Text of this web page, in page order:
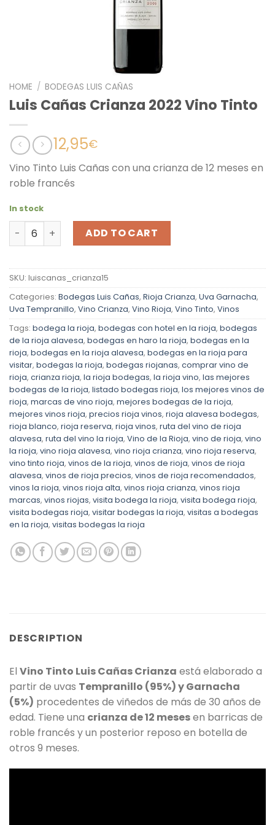
HOME / BODEGAS LUIS CAÑAS
Luis Cañas Crianza 2022 Vino Tinto
12,95€
Vino Tinto Luis Cañas con una crianza de 12 meses en
roble francés
In stock
Luis Cañas Crianza 2022 Vino Tinto quantity
ADD TO CART
SKU: luiscanas_crianza15
Categories: Bodegas Luis Cañas, Rioja Crianza, Uva Garnacha,
Uva Tempranillo, Vino Crianza, Vino Rioja, Vino Tinto, Vinos
Tags: bodega la rioja, bodegas con hotel en la rioja, bodegas
de la rioja alavesa, bodegas en haro la rioja, bodegas en la
rioja, bodegas en la rioja alavesa, bodegas en la rioja para
visitar, bodegas la rioja, bodegas riojanas, comprar vino de
rioja, crianza rioja, la rioja bodegas, la rioja vino, las mejores
bodegas de la rioja, listado bodegas rioja, los mejores vinos de
rioja, marcas de vino rioja, mejores bodegas de la rioja,
mejores vinos rioja, precios rioja vinos, rioja alavesa bodegas,
rioja blanco, rioja reserva, rioja vinos, ruta del vino de rioja
alavesa, ruta del vino la rioja, Vino de la Rioja, vino de rioja, vino
la rioja, vino rioja alavesa, vino rioja crianza, vino rioja reserva,
vino tinto rioja, vinos de la rioja, vinos de rioja, vinos de rioja
alavesa, vinos de rioja precios, vinos de rioja recomendados,
vinos la rioja, vinos rioja alta, vinos rioja crianza, vinos rioja
marcas, vinos riojas, visita bodega la rioja, visita bodega rioja,
visita bodegas rioja, visitar bodegas la rioja, visitas a bodegas
en la rioja, visitas bodegas la rioja
DESCRIPTION
El Vino Tinto Luis Cañas Crianza está elaborado a
partir de uvas Tempranillo (95%) y Garnacha
(5%) procedentes de viñedos de más de 30 años de
edad. Tiene una crianza de 12 mesesen barricas de
roble francés y un posterior reposo en botella de
otros 9 meses.